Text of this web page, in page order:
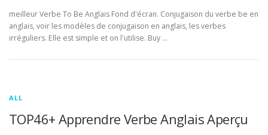
meilleur Verbe To Be Anglais Fond d'écran. Conjugaison du verbe be en
anglais, voir les modèles de conjugaison en anglais, les verbes
irréguliers. Elle est simple et on l'utilise. Buy …
ALL
TOP46+ Apprendre Verbe Anglais Aperçu